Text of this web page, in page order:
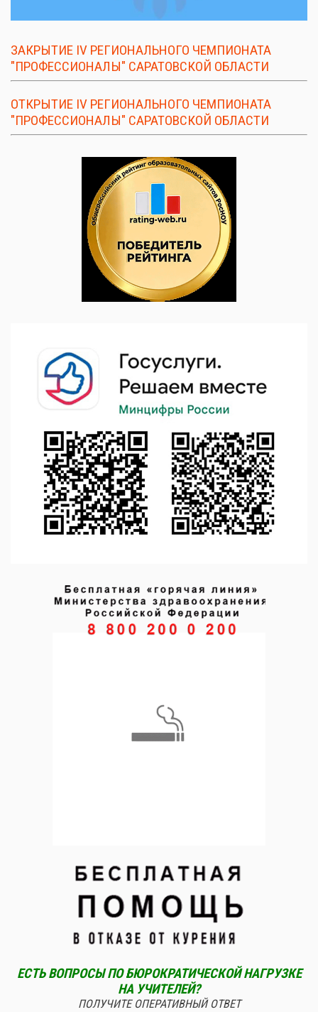
ЗАКРЫТИЕ IV РЕГИОНАЛЬНОГО ЧЕМПИОНАТА
"ПРОФЕССИОНАЛЫ" САРАТОВСКОЙ ОБЛАСТИ
ОТКРЫТИЕ IV РЕГИОНАЛЬНОГО ЧЕМПИОНАТА
"ПРОФЕССИОНАЛЫ" САРАТОВСКОЙ ОБЛАСТИ
ЕСТЬ ВОПРОСЫ ПО БЮРОКРАТИЧЕСКОЙ НАГРУЗКЕ
НА УЧИТЕЛЕЙ?
ПОЛУЧИТЕ ОПЕРАТИВНЫЙ ОТВЕТ